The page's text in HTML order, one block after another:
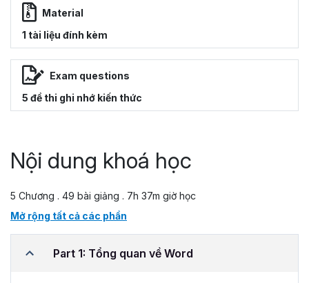
Material
1 tài liệu đính kèm
Exam questions
5 đề thi ghi nhớ kiến thức
Nội dung khoá học
5 Chương . 49 bài giảng . 7h 37m giờ học
Mở rộng tất cả các phần
Part 1: Tổng quan về Word